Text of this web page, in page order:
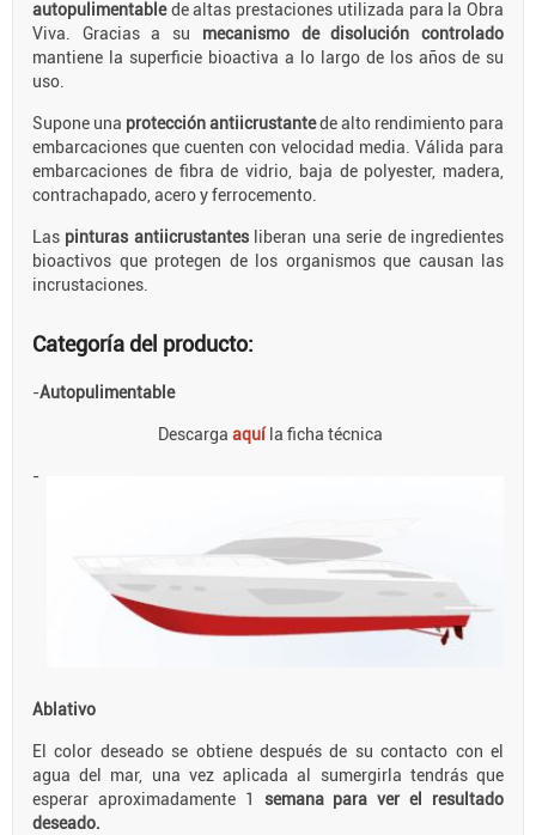
autopulimentablede altas prestaciones utilizada para la Obra
Viva. Gracias a su mecanismo de disolución controlado
mantiene la superficie bioactiva a lo largo de los años de su
uso.
Supone una protección antiicrustantede alto rendimiento para
embarcaciones que cuenten con velocidad media. Válida para
embarcaciones de fibra de vidrio, baja de polyester, madera,
contrachapado, acero y ferrocemento.
Las pinturas antiicrustantesliberan una serie de ingredientes
bioactivos que protegen de los organismos que causan las
incrustaciones.
Categoría del producto:
-Autopulimentable
Descarga aquí la ficha técnica
-
Ablativo
El color deseado se obtiene después de su contacto con el
agua del mar, una vez aplicada al sumergirla tendrás que
esperar aproximadamente 1
semana para ver el resultado
deseado.